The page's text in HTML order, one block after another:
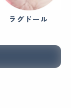
ラグドール